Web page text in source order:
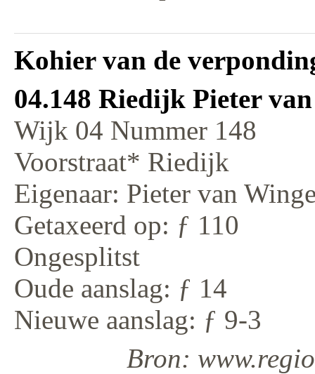
Kohier van de
04.148 Riedijk Pieter
Wijk 04 Nummer 148
Voorstraat* Riedijk
Eigenaar: Pieter van
Getaxeerd op: ƒ 110
Ongesplitst
Oude aanslag: ƒ 14
Nieuwe aanslag: ƒ 9-3
Bron: